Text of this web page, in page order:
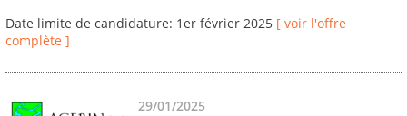
Date limite de candidature: 1er février 2025 [ voir l'offre
complète ]
29/01/2025